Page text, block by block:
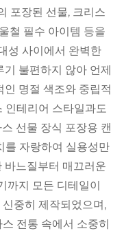
포장된 선물, 크리스
철 필수 아이템 등을
성 사이에서 완벽한
불편하지 않아 언제
명절 색조와 중립적
인테리어 스타일과도
선물 장식 포장용 캔
를 자랑하여 실용성만
바느질부터 매끄러운
까지 모든 디테일이
중히 제작되었으며,
전통 속에서 소중히